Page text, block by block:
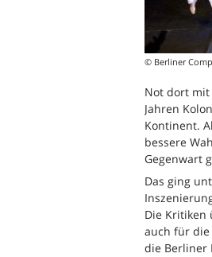
© Berliner
Not dort mit
Jahren
Kontinent.
bessere
Gegenwart
Das ging
Die Kritiken
auch für
die Berliner